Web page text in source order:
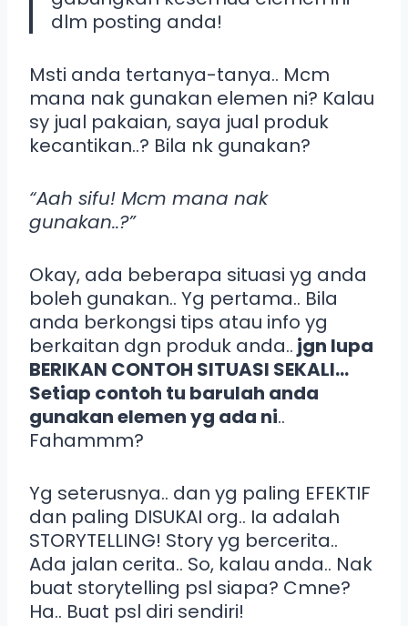
dlm posting anda!
Msti anda tertanya-tanya.. Mcm
mana nak gunakan elemen ni? Kalau
sy jual pakaian, saya jual produk
kecantikan..? Bila nk gunakan?
“Aah sifu! Mcm mana nak
gunakan..?”
Okay, ada beberapa situasi yg anda
boleh gunakan.. Yg pertama.. Bila
anda berkongsi tips atau info yg
berkaitan dgn produk anda.. jgn lupa
BERIKAN CONTOH SITUASI SEKALI…
Setiap contoh tu barulah anda
gunakan elemen yg ada ni..
Fahammm?
Yg seterusnya.. dan yg paling EFEKTIF
dan paling DISUKAI org.. Ia adalah
STORYTELLING! Story yg bercerita..
Ada jalan cerita.. So, kalau anda.. Nak
buat storytelling psl siapa? Cmne?
Ha.. Buat psl diri sendiri!